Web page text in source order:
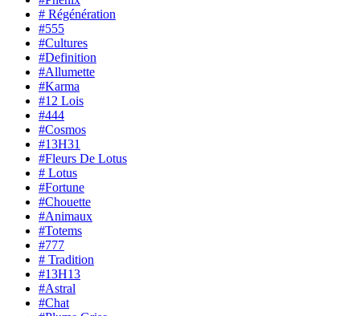
# Régénération
#555
#Cultures
#Definition
#Allumette
#Karma
#12 Lois
#444
#Cosmos
#13H31
#Fleurs De Lotus
# Lotus
#Fortune
#Chouette
#Animaux
#Totems
#777
# Tradition
#13H13
#Astral
#Chat